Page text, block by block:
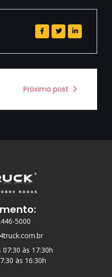
Próximo post
5000
07:30 às 17:30h
às 16:30h